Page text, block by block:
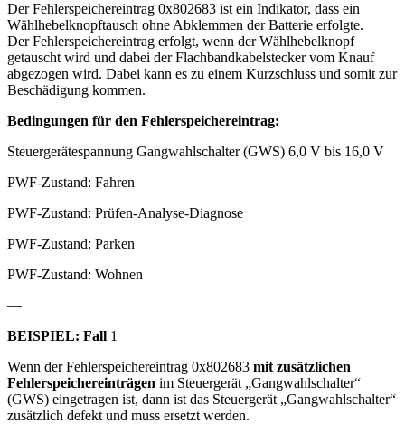
Der Fehlerspeichereintrag 0x802683 ist ein Indikator, dass ein
Wählhebelknopftausch ohne Abklemmen der Batterie erfolgte.
Der Fehlerspeichereintrag erfolgt, wenn der Wählhebelknopf
getauscht wird und dabei der Flachbandkabelstecker vom Knauf
abgezogen wird. Dabei kann es zu einem Kurzschluss und somit zur
Beschädigung kommen.
Bedingungen für den Fehlerspeichereintrag:
Steuergerätespannung Gangwahlschalter (GWS) 6,0 V bis 16,0 V
PWF-Zustand: Fahren
PWF-Zustand: Prüfen-Analyse-Diagnose
PWF-Zustand: Parken
PWF-Zustand: Wohnen
—
BEISPIEL: Fall 1
Wenn der Fehlerspeichereintrag 0x802683 mit zusätzlichen
Fehlerspeichereinträgen im Steuergerät „Gangwahlschalter“
(GWS) eingetragen ist, dann ist das Steuergerät „Gangwahlschalter“
zusätzlich defekt und muss ersetzt werden.